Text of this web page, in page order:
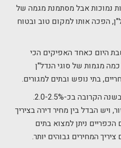
נמוכות אבל מסתמנת מגמה של
הפכה אותו למקום טוב ובטוח
היום כאחד האפיקים הכי
מגמות של סוגי הנדל"ן
בתי נופש ובתים למגורים.
מחירי הדירות צפויים לעלות בשנה הקרובה בכ-2.0-2.5%.
ויש הבדל בין מחיר דירה בציריך
הכפריים ניתן למצוא בתים
המחירים גבוהים יותר.